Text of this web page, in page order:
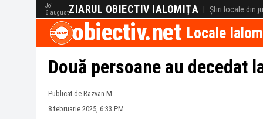
Joi
6 augustZIARUL OBIECTIV IALOMIȚA | Știri locale din
obiectiv.net Locale
Două persoane au decedat
Publicat de Razvan M.
8 februarie 2025, 6:33 PM